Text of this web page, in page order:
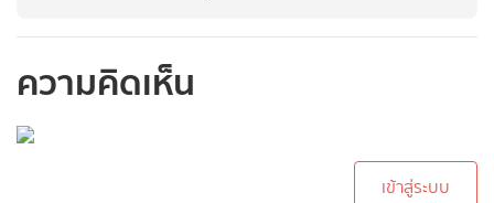
ความคิดเห็น
เข้าสู่ระบบ